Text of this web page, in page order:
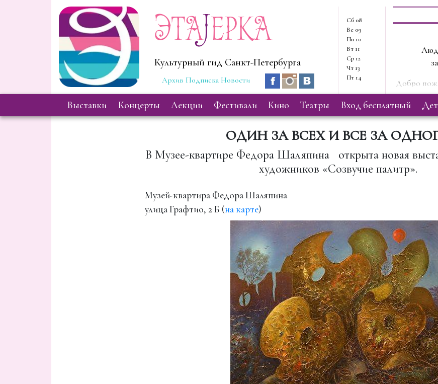
ЭтаJерка
Культурный гид Санкт-Петербурга
Архив Подписка Новости
Сб 08
Вс 09
Пн 10
Вт 11
Ср 12
Чт 13
Пт 14
Добро
выставки концерты лекции фестивали кино театры вход бесплатный
ОДИН ЗА ВСЕХ И ВСЕ ЗА
В Музее-квартире Федора Шаляпина открыта новая
художников «Созвучие палитр».
Музей-квартира Федора Шаляпина
улица Графтио, 2 Б (на карте)